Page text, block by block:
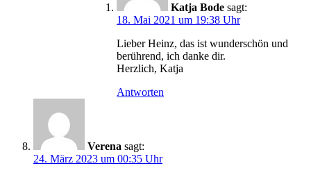
Katja Bode sagt:
18. Mai 2021 um 19:38 Uhr
Lieber Heinz, das ist wunderschön und
berührend, ich danke dir.
Herzlich, Katja
Antworten
Verena sagt:
24. März 2023 um 00:35 Uhr